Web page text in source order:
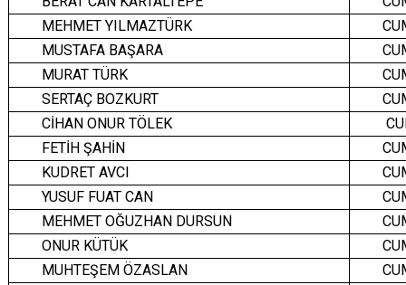
MEHMET YILMAZTÜRK
MUSTAFA BAŞARA
MURAT TÜRK
SERTAÇ BOZKURT
CİHAN ONUR TÖLEK
FETİH ŞAHİN
KUDRET AVCI
YUSUF FUAT CAN
MEHMET OĞUZHAN DURSUN
ONUR KÜTÜK
MUHTEŞEM ÖZASLAN